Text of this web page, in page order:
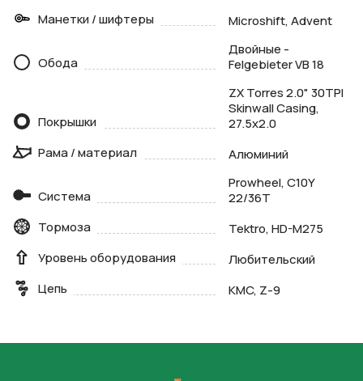
Манетки / шифтеры
Microshift, Advent
Обода
Двойные -
Felgebieter VB 18
Покрышки
ZX Torres 2.0" 30TPI
Skinwall Casing,
27.5x2.0
Рама / материал
Алюминий
Система
Prowheel, C10Y
22/36T
Тормоза
Tektro, HD-M275
Уровень оборудования
Любительский
Цепь
KMC, Z-9